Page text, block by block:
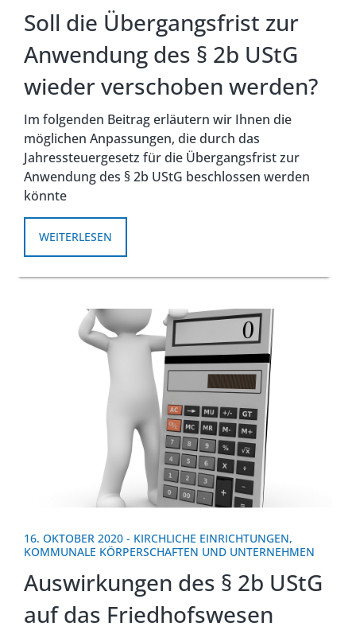
Soll die Übergangsfrist zur
Anwendung des § 2b UStG
wieder verschoben werden?
Im folgenden Beitrag erläutern wir Ihnen die
möglichen Anpassungen, die durch das
Jahressteuergesetz für die Übergangsfrist zur
Anwendung des § 2b UStG beschlossen werden
könnte
WEITERLESEN
16. OKTOBER 2020 - KIRCHLICHE EINRICHTUNGEN,
KOMMUNALE KÖRPERSCHAFTEN UND UNTERNEHMEN
Auswirkungen des § 2b UStG
auf das Friedhofswesen